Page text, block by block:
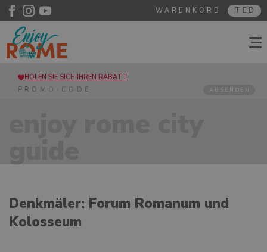
TED
WARENKORB
HOLEN SIE SICH IHREN RABATT
ABSENDEN
Denkmäler: Forum Romanum und
Kolosseum